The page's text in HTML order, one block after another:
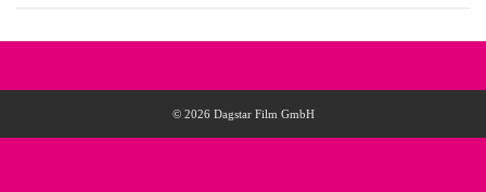
© 2026 Dagstar Film GmbH